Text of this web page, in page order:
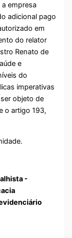
empresa
adicional pago
em
do relator
Renato de
e
do
imperativas
objeto de
o artigo 193,
-